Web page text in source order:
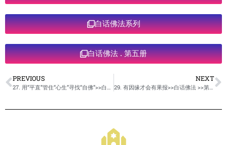
白话佛法系列
白话佛法 . 第五册
PREVIOUS
27. 用“平直”管住“心生”寻找“自佛”>>白话佛法 >>第五册
NEXT
29. 有因缘才会有果报>>白话佛法 >>第五册